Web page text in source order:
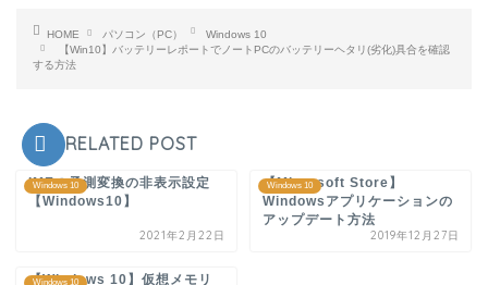
HOME パソコン（PC）
Windows 10
【Win10】バッテリーレポートでノートPCのバッテリーヘタリ(劣化)具合を確認
する方法
RELATED POST
Windows 10
IMEの予測変換の非表示設定
【Windows10】
2021年2月22日
Windows 10
【Microsoft Store】
Windowsアプリケーションの
アップデート方法
2019年12月27日
Windows 10
【Windows 10】仮想メモリ